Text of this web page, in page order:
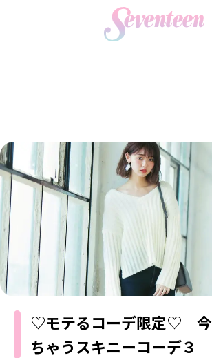
FASHION
ファッションニュース
モデル私服
着回し
着痩せ
BEAUTY
ビューティニュース
トレンドメイク
ベストコスメ
ヘアアレンジ・ヘアケア
スキンケア
ボディケア
SCHOOL
スクールニュース
制服コーデ
学校ヘアメイク
勉強・受験・進路
ENTERTAINMENT
エンタメニュース
なにわ男子
K-POP
LIFESTYLE
ライフスタイルニュース
JKランキング・アワード
モデルの購入品
おでかけ
JK TREND
MODELS
MODEL'S BLOG
♡モテるコーデ限定♡ 今
ちゃうスキニーコーデ３